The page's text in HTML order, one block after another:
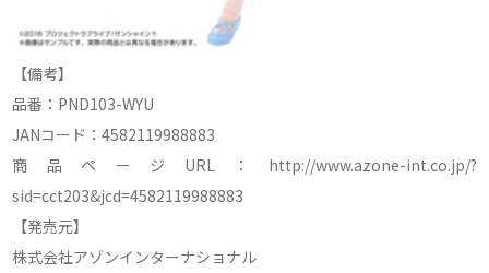
【備考】
品番：PND103-WYU
JANコード：4582119988883
商品ページURL：http://www.azone-int.co.jp/?
sid=cct203&jcd=4582119988883
【発売元】
株式会社アゾンインターナショナル